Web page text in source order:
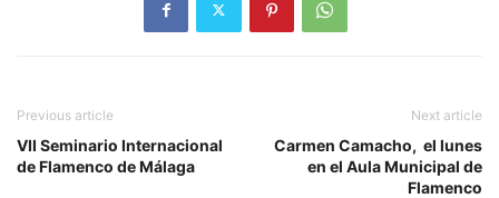
Previous article
VII Seminario Internacional
de Flamenco de Málaga
Next article
Carmen Camacho, el lunes
en el Aula Municipal de
Flamenco